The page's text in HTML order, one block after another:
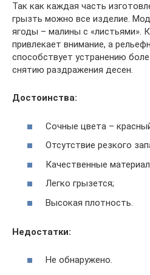
Так как каждая часть
грызть можно все изделие.
ягоды – малины с «листьями».
привлекает внимание, а
способствует устранению
снятию раздражения десен.
Достоинства:
Сочные цвета –
Отсутствие резкого
Качественные
Легко грызется;
Высокая плотность.
Недостатки:
Не обнаружено.